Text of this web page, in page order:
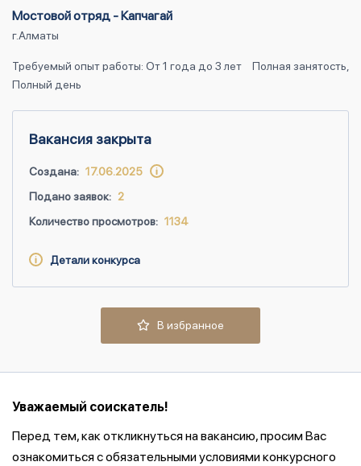
Мостовой отряд - Капчагай
г.Алматы
Требуемый опыт работы: От 1 года до 3 лет
Полная занятость,
Полный день
Вакансия закрыта
Создана: 17.06.2025
Подано заявок: 2
Количество просмотров: 1134
Детали конкурса
В избранное
Уважаемый соискатель!
Перед тем, как откликнуться на вакансию, просим Вас
ознакомиться с обязательными условиями конкурсного